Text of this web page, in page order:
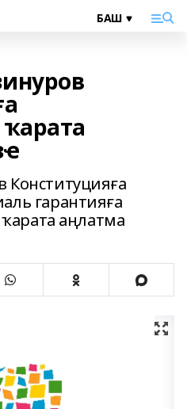
Конституцияға
гарантияға
аңлатма